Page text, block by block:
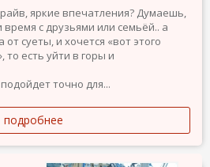
яркие впечатления? Думаешь,
время с друзьями или семьёй.. а
суеты, и хочется «вот этого
то есть уйти в горы и
точно для...
подробнее